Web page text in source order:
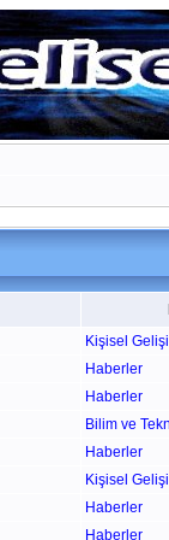
Kişisel
Haberler
Haberler
Bilim ve
Haberler
Kişisel
Haberler
Haberler